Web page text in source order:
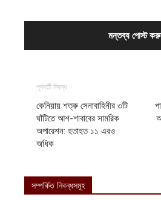
পূর্ববর্তী নিবন্ধ
কেনিয়ায় শত্রু সেনাবাহিনীর ৩টি
ঘাঁটিতে আশ-শাবাবের সামরিক
অপারেশন: হতাহত ১১ এরও
অধিক
সম্পর্কিত নিবন্ধসমূহ